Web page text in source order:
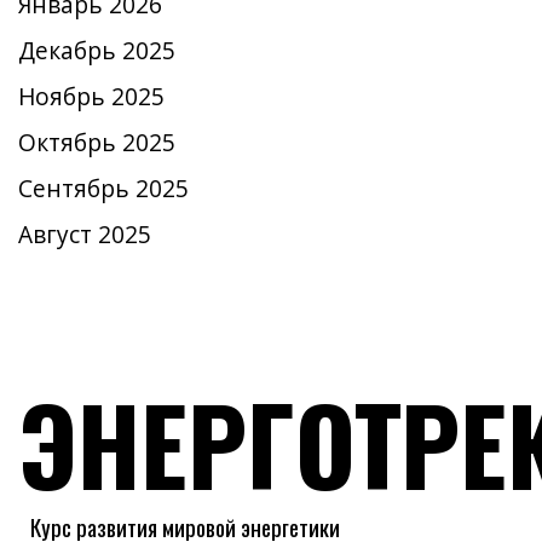
Декабрь 2025
Ноябрь 2025
Октябрь 2025
Сентябрь 2025
Август 2025
Курс развития мировой энергетики